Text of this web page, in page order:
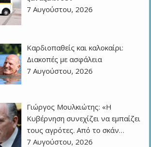
7 Αυγούστου, 2026
Καρδιοπαθείς και καλοκαίρι:
Διακοπές με ασφάλεια
7 Αυγούστου, 2026
Γιώργος Μουλκιώτης: «Η
Κυβέρνηση συνεχίζει να εμπαίζει
τους αγρότες. Από το σκάν…
7 Αυγούστου, 2026